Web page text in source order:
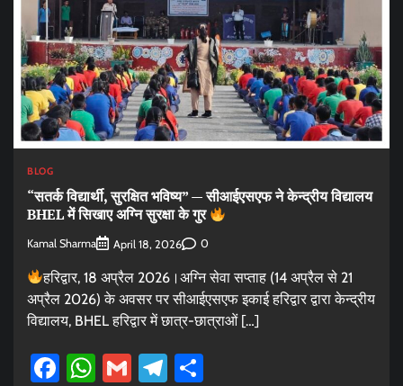
BLOG
“सतर्क विद्यार्थी, सुरक्षित भविष्य” — सीआईएसएफ ने केन्द्रीय विद्यालय
BHEL में सिखाए अग्नि सुरक्षा के गुर
Kamal Sharma April 18, 2026 0
हरिद्वार, 18 अप्रैल 2026।अग्नि सेवा सप्ताह (14 अप्रैल से 21
अप्रैल 2026) के अवसर पर सीआईएसएफ इकाई हरिद्वार द्वारा केन्द्रीय
विद्यालय, BHEL हरिद्वार में छात्र-छात्राओं […]
Facebook
WhatsApp
GmailTelegram